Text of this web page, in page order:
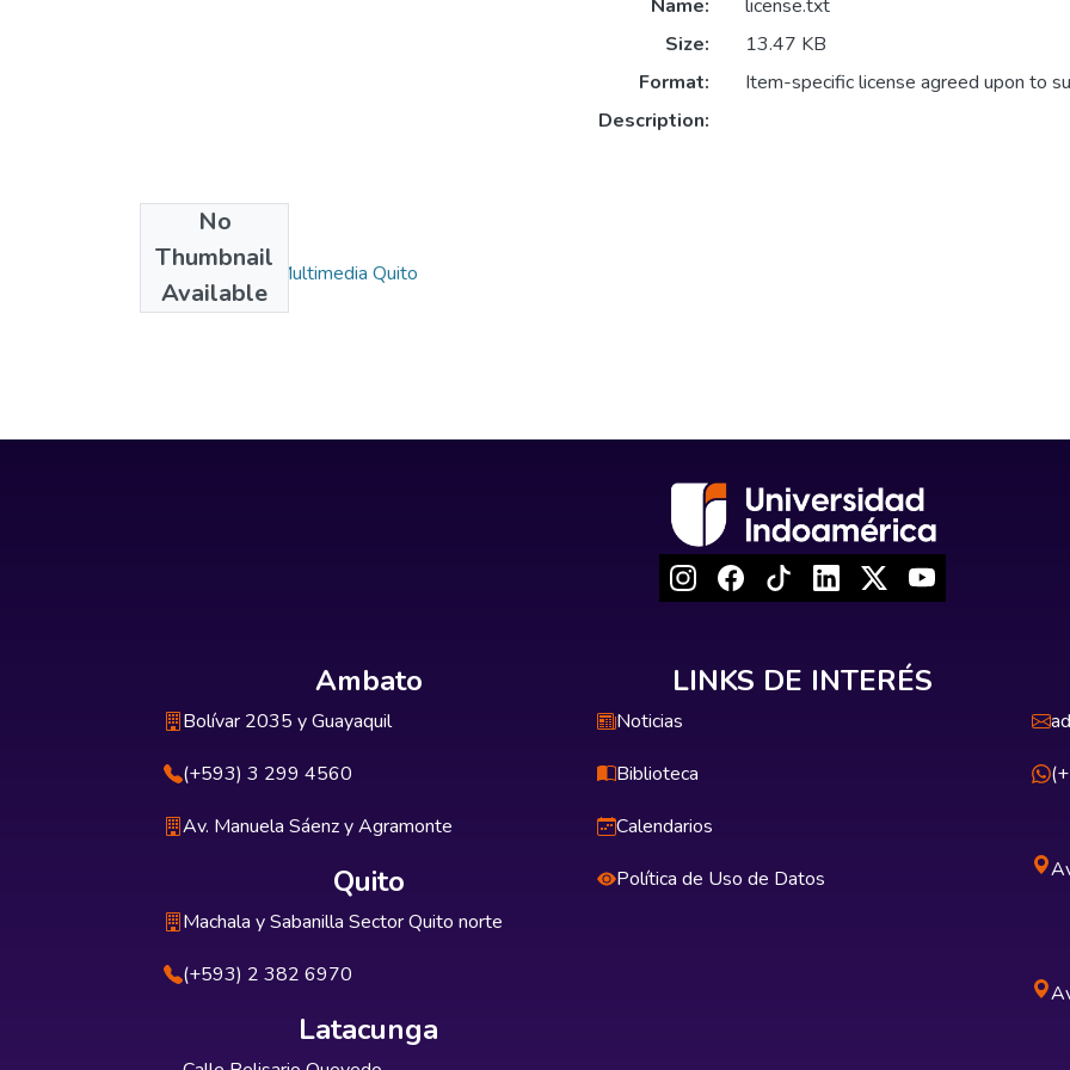
No
Thumbnail
Available
Name:
license.txt
Size:
13.47 KB
Format:
Item-specific license agreed upon to
Description:
Collections
Diseño Digital y Multimedia Quito
Ambato
Bolívar 2035 y Guayaquil
(+593) 3 299 4560
Av. Manuela Sáenz y Agramonte
Quito
Machala y Sabanilla Sector Quito norte
(+593) 2 382 6970
Latacunga
LINKS DE INTERÉS
Noticias
Biblioteca
Calendarios
Política de Uso de Datos